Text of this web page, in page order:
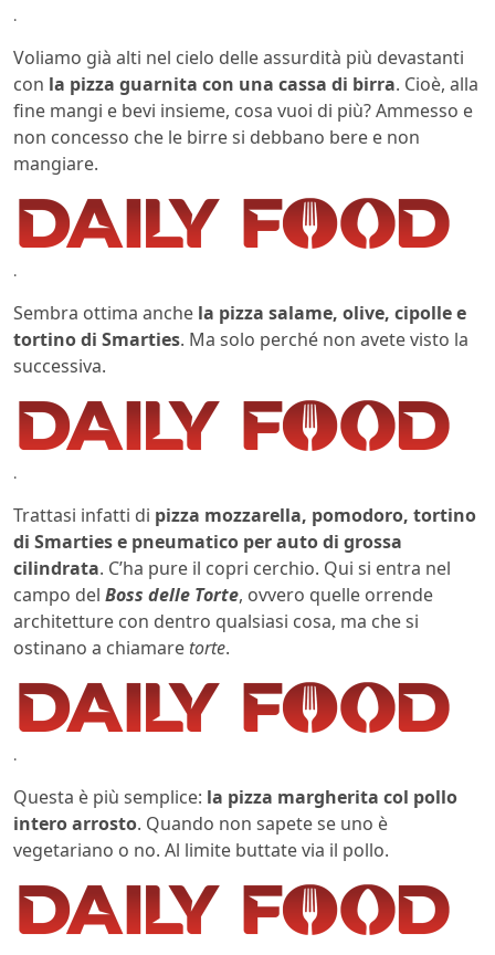
.
Voliamo già alti nel cielo delle assurdità più devastanti
con la pizza guarnita con una cassa di birra. Cioè, alla
fine mangi e bevi insieme, cosa vuoi di più? Ammesso e
non concesso che le birre si debbano bere e non
mangiare.
.
Sembra ottima anche la pizza salame, olive, cipolle e
tortino di Smarties. Ma solo perché non avete visto la
successiva.
.
Trattasi infatti di pizza mozzarella, pomodoro, tortino
di Smarties e pneumatico per auto di grossa
cilindrata. C’ha pure il copri cerchio. Qui si entra nel
campo del Boss delle Torte, ovvero quelle orrende
architetture con dentro qualsiasi cosa, ma che si
ostinano a chiamare torte.
.
Questa è più semplice: la pizza margherita col pollo
intero arrosto. Quando non sapete se uno è
vegetariano o no. Al limite buttate via il pollo.